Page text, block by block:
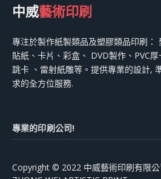
中威藝術印刷
專注於製作紙製類品及塑膠類品印刷：
貼紙、卡片、彩盒、 DVD製作、PVC
跳卡 、雷射紙雕等。提供專業的設計,
求的全方位服務.
專業的印刷公司!
Copyright © 2022 中威藝術印刷有限公